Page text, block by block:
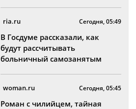
ria.ru Сегодня, 05:49
В Госдуме рассказали, как
будут рассчитывать
больничный самозанятым
woman.ru Сегодня, 05:45
Роман с чилийцем, тайная